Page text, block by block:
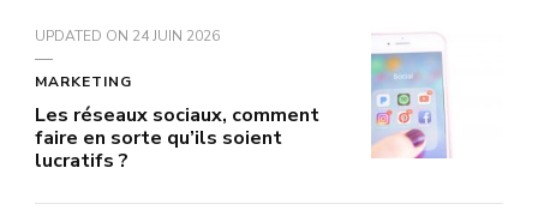
UPDATED ON 24 JUIN 2026
MARKETING
Les réseaux sociaux, comment
faire en sorte qu’ils soient
lucratifs ?